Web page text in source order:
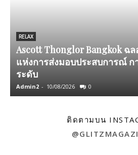
RELAX
Ascott Thonglor Bangkok ฉ
แห่งการส่งมอบประสบการณ์ ก
ระดับ
Admin2 - 10/08/2026 0
ติดตามบน